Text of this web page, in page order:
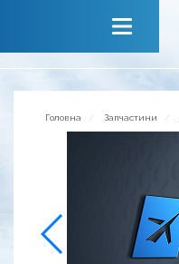
Зворотній зв’язок
Головна Запчастини